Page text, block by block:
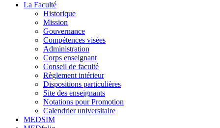
La Faculté
Historique
Mission
Gouvernance
Compétences visées
Administration
Corps enseignant
Conseil de faculté
Règlement intérieur
Dispositions particulières
Site des enseignants
Notations pour Promotion
Calendrier universitaire
MEDSIM